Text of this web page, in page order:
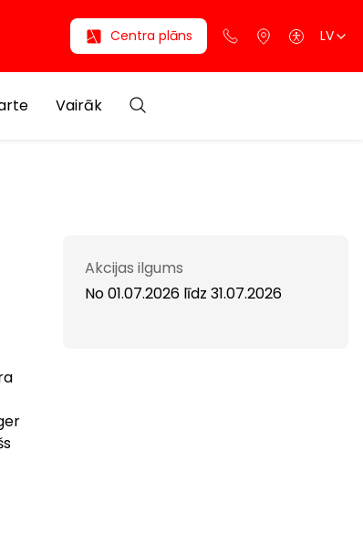
Centra plāns LV
Vairāk
Akcijas ilgums
No 01.07.2026 līdz 31.07.2026